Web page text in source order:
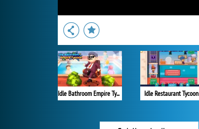
Idle Bathroom Empire Tycoon Idle Restaurant Tycoon